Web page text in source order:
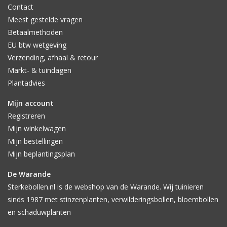
Contact
Meest gestelde vragen
Betaalmethoden
EU btw wetgeving
Verzending, afhaal & retour
Markt- & tuindagen
Plantadvies
Mijn account
Registreren
Mijn winkelwagen
Mijn bestellingen
Mijn beplantingsplan
De Warande
Sterkebollen.nl is de webshop van de Warande. Wij tuinieren
sinds 1987 met stinzenplanten, verwilderingsbollen, bloembollen
en schaduwplanten